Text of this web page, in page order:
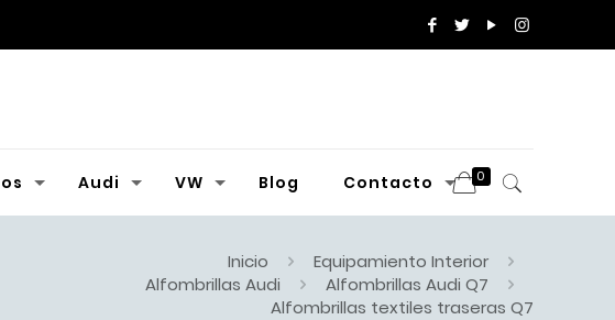
Audi VW Blog Contacto 0
Inicio
Equipamiento Interior
Alfombrillas Audi
Alfombrillas Audi Q7
Alfombrillas textiles traseras Q7